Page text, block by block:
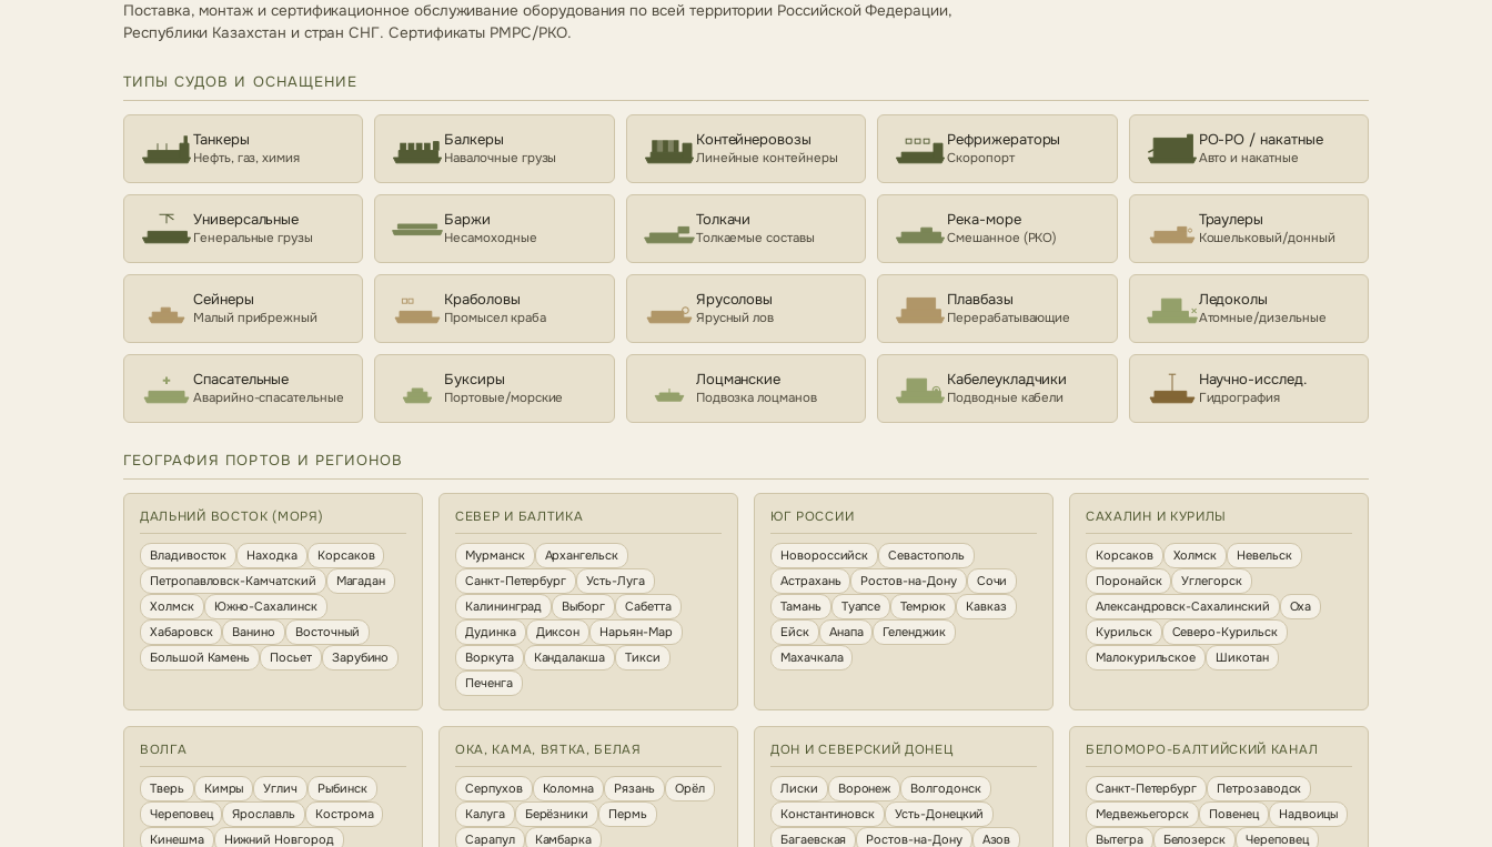
Поставка, монтаж и сертификационное обслуживание оборудования по всей территории Российской Федерации,
Республики Казахстан и стран СНГ. Сертификаты РМРС/РКО.
ТИПЫ СУДОВ И ОСНАЩЕНИЕ
Танкеры
Нефть, газ, химия
Балкеры
Навалочные грузы
Контейнеровозы
Линейные контейнеры
Рефрижераторы
Скоропорт
РО-РО / накатные
Авто и накатные
Универсальные
Генеральные грузы
Баржи
Несамоходные
Толкачи
Толкаемые составы
Река-море
Смешанное (РКО)
Траулеры
Кошельковый/донный
Сейнеры
Малый прибрежный
Краболовы
Промысел краба
Ярусоловы
Ярусный лов
Плавбазы
Перерабатывающие
Ледоколы
Атомные/дизельные
Спасательные
Аварийно-спасательные
Буксиры
Портовые/морские
Лоцманские
Подвозка лоцманов
Кабелеукладчики
Подводные кабели
Научно-исслед.
Гидрография
ГЕОГРАФИЯ ПОРТОВ И РЕГИОНОВ
ДАЛЬНИЙ ВОСТОК (МОРЯ)
Владивосток Находка
Корсаков
Петропавловск-Камчатский
Магадан
Холмск
Южно-Сахалинск
Хабаровск
Ванино
Восточный
Большой Камень
Посьет Зарубино
СЕВЕР И БАЛТИКА
Мурманск
Архангельск
Санкт-Петербург
Усть-Луга
Калининград
Выборг
Сабетта
Дудинка
Диксон
Нарьян-Мар
Воркута
Кандалакша
Тикси
Печенга
ЮГ РОССИИ
Новороссийск
Севастополь
Астрахань
Ростов-на-Дону
Сочи
Тамань
Туапсе Темрюк
Кавказ
Ейск
Анапа
Геленджик
Махачкала
САХАЛИН И КУРИЛЫ
Корсаков Холмск
Невельск
Поронайск
Углегорск
Александровск-Сахалинский
Оха
Курильск
Северо-Курильск
Малокурильское
Шикотан
ВОЛГА
Тверь Кимры Углич
Рыбинск
Череповец
Ярославль
Кострома
Кинешма
Нижний Новгород
ОКА, КАМА, ВЯТКА, БЕЛАЯ
Серпухов Коломна Рязань
Орёл
Калуга
Берёзники
Пермь
Сарапул
Камбарка
ДОН И СЕВЕРСКИЙ ДОНЕЦ
Лиски Воронеж
Волгодонск
Константиновск
Усть-Донецкий
Багаевская
Ростов-на-Дону
Азов
БЕЛОМОРО-БАЛТИЙСКИЙ КАНАЛ
Санкт-Петербург
Петрозаводск
Медвежьегорск
Повенец
Надвоицы
Вытегра
Белозерск
Череповец